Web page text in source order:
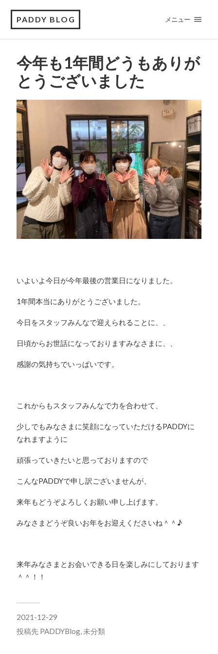
PADDY BLOG メニュー
今年も1年間どうもありが
とうございました
いよいよ今日が今年最後の営業日になりました。
1年間本当にありがとうございました。
今日をスタッフみんなで迎えられることに、、
日頃からお世話になっておりますみなさまに、、
感謝の気持ちでいっぱいです。
これからもスタッフみんなで力を合わせて、
少しでもみなさまに笑顔になっていただけるPADDYに
なれますように
頑張っていきたいと思っておりますので
こんなPADDYで申し訳ございませんが、
来年もどうぞよろしくお願い申し上げます。
みなさまどうぞ良いお年をお迎えくださいね＾＾♪
来年みなさまとお会いできる日を楽しみにしております
＾＾！！
2021-12-29
投稿先 PADDYBlog, 未分類